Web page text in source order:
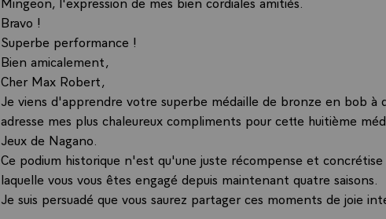
Bravo !
Superbe performance !
Bien amicalement,
Cher Max Robert,
Je viens d'apprendre votre superbe médaille de bronze en bob à
adresse mes plus chaleureux compliments pour cette huitième
Jeux de Nagano.
Ce podium historique n'est qu'une juste récompense et
laquelle vous vous êtes engagé depuis maintenant quatre saisons.
Je suis persuadé que vous saurez partager ces moments de joie